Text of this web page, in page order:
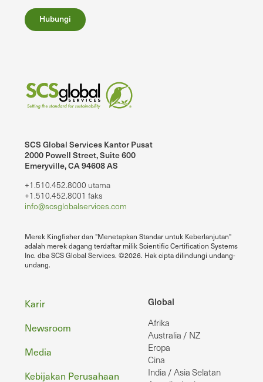
Hubungi
SCS Global Services Kantor Pusat
2000 Powell Street, Suite 600
Emeryville, CA 94608 AS
+1.510.452.8000 utama
+1.510.452.8001 faks
info@scsglobalservices.com
Merek Kingfisher dan "Menetapkan Standar untuk Keberlanjutan"
adalah merek dagang terdaftar milik Scientific Certification Systems
Inc. dba SCS Global Services. ©2026. Hak cipta dilindungi undang-
undang.
Global
Afrika
Australia / NZ
Eropa
Cina
India / Asia Selatan
Footer
Karir
Newsroom
Media
Kebijakan Perusahaan